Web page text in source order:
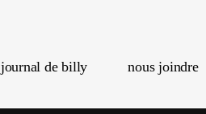
journal de billy nous joindre